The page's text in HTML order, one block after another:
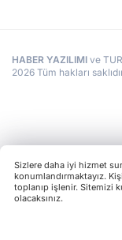
HABER YAZILIMI ve
2026 Tüm hakları
Sizlere daha iyi hizmet
konumlandırmaktayız.
toplanıp işlenir. Sitemizi
olacaksınız.